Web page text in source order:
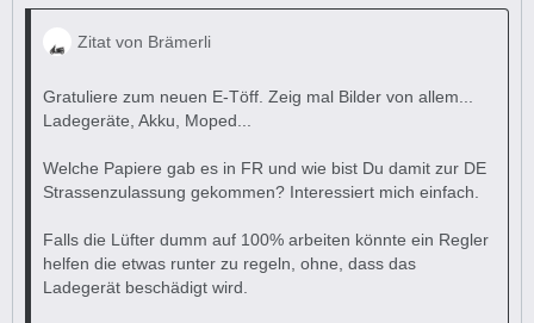
Zitat von Brämerli
Gratuliere zum neuen E-Töff. Zeig mal Bilder von allem...
Ladegeräte, Akku, Moped...
Welche Papiere gab es in FR und wie bist Du damit zur DE
Strassenzulassung gekommen? Interessiert mich einfach.
Falls die Lüfter dumm auf 100% arbeiten könnte ein Regler
helfen die etwas runter zu regeln, ohne, dass das
Ladegerät beschädigt wird.